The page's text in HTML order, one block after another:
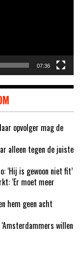
07:36
opvolger mag de
alleen tegen de juiste
‘Hij is gewoon niet fit’
‘Er moet meer
hem geen acht
willen